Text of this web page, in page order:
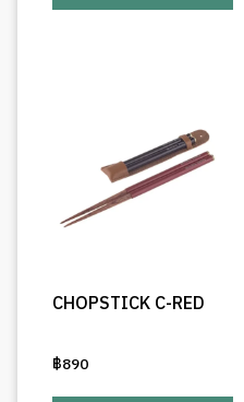
CHOPSTICK C-RED
฿890